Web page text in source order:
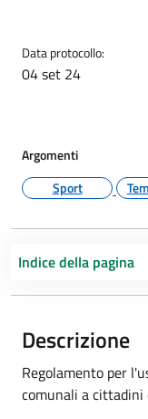
Data protocollo:
04 set 24
Argomenti
Sport
Indice della pagina
Descrizione
Regolamento per
comunali a cittadini